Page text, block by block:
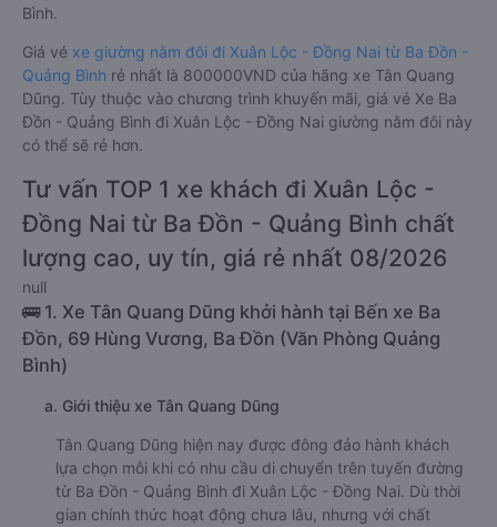
Bình.
Giá vé xe giường nằm đôi đi Xuân Lộc - Đồng Nai từ Ba Đồn -
Quảng Bình rẻ nhất là 800000VND của hãng xe Tân Quang
Dũng. Tùy thuộc vào chương trình khuyến mãi, giá vé Xe Ba
Đồn - Quảng Bình đi Xuân Lộc - Đồng Nai giường nằm đôi này
có thể sẽ rẻ hơn.
Tư vấn TOP 1 xe khách đi Xuân Lộc -
Đồng Nai từ Ba Đồn - Quảng Bình chất
lượng cao, uy tín, giá rẻ nhất 08/2026
null
🚌 1. Xe Tân Quang Dũng khởi hành tại Bến xe Ba
Đồn, 69 Hùng Vương, Ba Đồn (Văn Phòng Quảng
Bình)
a. Giới thiệu xe Tân Quang Dũng
Tân Quang Dũng hiện nay được đông đảo hành khách
lựa chọn mỗi khi có nhu cầu di chuyển trên tuyến đường
từ Ba Đồn - Quảng Bình đi Xuân Lộc - Đồng Nai. Dù thời
gian chính thức hoạt động chưa lâu, nhưng với chất